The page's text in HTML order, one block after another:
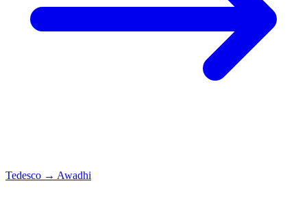
Tedesco → Awadhi